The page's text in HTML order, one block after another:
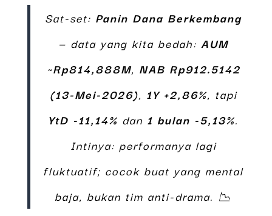
Sat-set: Panin Dana Berkembang
— data yang kita bedah: AUM
~Rp814,888M, NAB Rp912.5142
(13-Mei-2026), 1Y +2,86%, tapi
YtD -11,14% dan 1 bulan -5,13%.
Intinya: performanya lagi
fluktuatif; cocok buat yang mental
baja, bukan tim anti-drama. 📉